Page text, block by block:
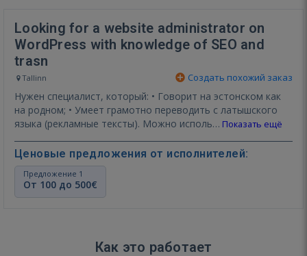
Looking for a website administrator on
WordPress with knowledge of SEO and
trasn
Tallinn Создать похожий заказ
Нужен специалист, который: • Говорит на эстонском как
на родном; • Умеет грамотно переводить с латышского
языка (рекламные тексты). Можно исполь… Показать ещё
Ценовые предложения от исполнителей:
Предложение 1
От 100 до 500€
Как это работает